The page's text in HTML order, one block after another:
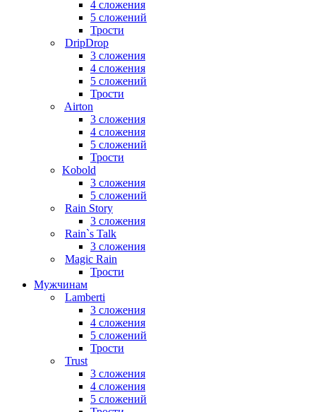
4 сложения
5 сложений
Трости
DripDrop
3 сложения
4 сложения
5 сложений
Трости
Airton
3 сложения
4 сложения
5 сложений
Трости
Kobold
3 сложения
5 сложений
Rain Story
3 сложения
Rain`s Talk
3 сложения
Magic Rain
Трости
Мужчинам
Lamberti
3 сложения
4 сложения
5 сложений
Трости
Trust
3 сложения
4 сложения
5 сложений